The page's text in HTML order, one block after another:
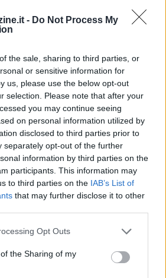
- Do Not Process My
the sale, sharing to third parties, or
or sensitive information for
us, please use the below opt-out
selection. Please note that after your
you may continue seeing
on personal information utilized by
disclosed to third parties prior to
separately opt-out of the further
information by third parties on the
participants. This information may
to third parties on the IAB’s List of
that may further disclose it to other
app uses one or more Google
or usage behaviour. You may click to
to Google and its third-party tags to
Opt Outs
the Sharing of my